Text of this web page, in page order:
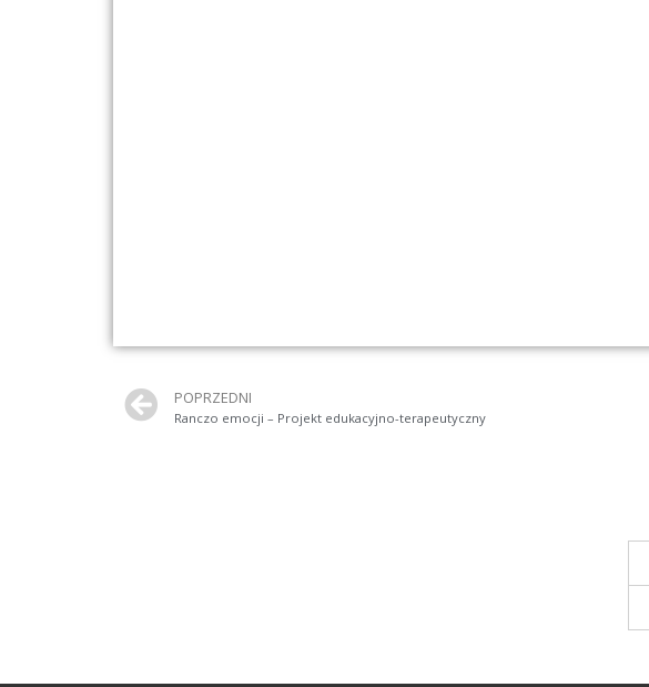
POPRZEDNI
Ranczo emocji – Projekt edukacyjno-terapeutyczny